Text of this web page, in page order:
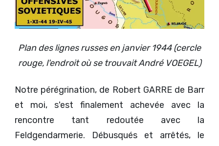
Plan des lignes russes en janvier 1944 (cercle
rouge, l'endroit où se trouvait André VOEGEL)
Notre pérégrination, de Robert GARRE de Barr
et moi, s'est finalement achevée avec la
rencontre tant redoutée avec la
Feldgendarmerie. Débusqués et arrêtés, le